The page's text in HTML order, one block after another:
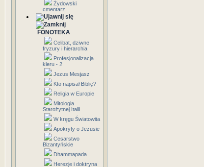
Żydowski
cmentarz
FONOTEKA
Celibat, dziwne
fryzury i hierarchia
Profesjonalizacja
kleru - 2
Jezus Mesjasz
Kto napisał Biblię?
Religia w Europie
Mitologia
Starożytnej Italii
W kręgu Światowita
Apokryfy o Jezusie
Cesarstwo
Bizantyńskie
Dhammapada
Herezje i doktryna